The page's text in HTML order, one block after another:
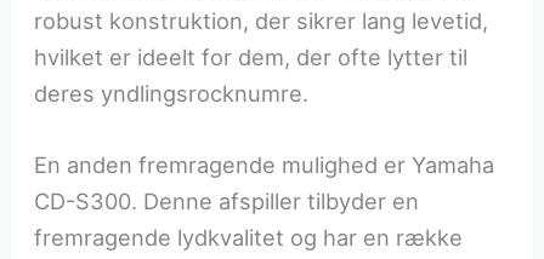
robust konstruktion, der sikrer lang levetid,
hvilket er ideelt for dem, der ofte lytter til
deres yndlingsrocknumre.
En anden fremragende mulighed er Yamaha
CD-S300. Denne afspiller tilbyder en
fremragende lydkvalitet og har en række